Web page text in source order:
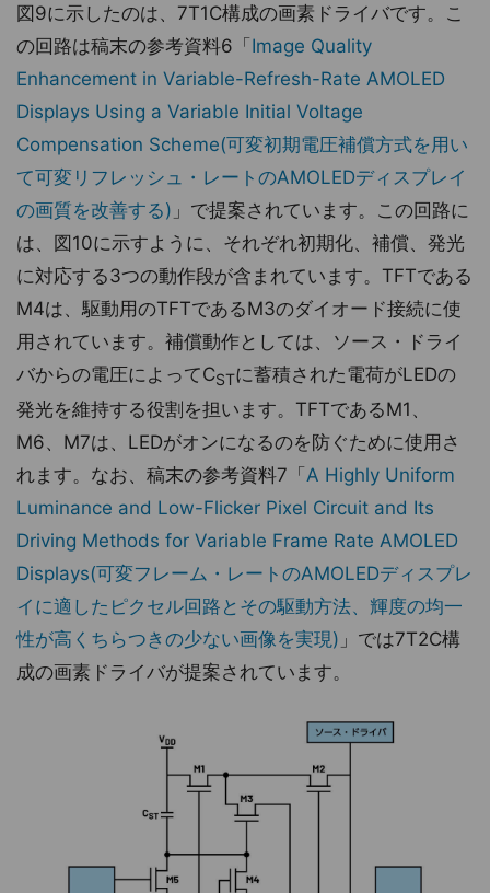
図9に示したのは、7T1C構成の画素ドライバです。こ
の回路は稿末の参考資料6「Image Quality
Enhancement in Variable-Refresh-Rate AMOLED
Displays Using a Variable Initial Voltage
Compensation Scheme(可変初期電圧補償方式を用い
て可変リフレッシュ・レートのAMOLEDディスプレイ
の画質を改善する) 」で提案されています。この回路に
は、図10に示すように、それぞれ初期化、補償、発光
に対応する3つの動作段が含まれています。TFTである
M4は、駆動用のTFTであるM3のダイオード接続に使
用されています。補償動作としては、ソース・ドライ
バからの電圧によってCSTに蓄積された電荷がLEDの
発光を維持する役割を担います。TFTであるM1、
M6、M7は、LEDがオンになるのを防ぐために使用さ
れます。なお、稿末の参考資料7「 A Highly Uniform
Luminance and Low-Flicker Pixel Circuit and Its
Driving Methods for Variable Frame Rate AMOLED
Displays(可変フレーム・レートのAMOLEDディスプレ
イに適したピクセル回路とその駆動方法、輝度の均一
性が高くちらつきの少ない画像を実現) 」では7T2C構
成の画素ドライバが提案されています。